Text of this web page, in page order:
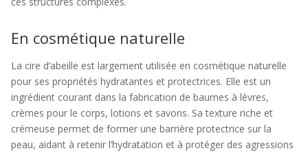
En cosmétique naturelle
La cire d’abeille est largement utilisée en cosmétique naturelle
pour ses propriétés hydratantes et protectrices. Elle est un
ingrédient courant dans la fabrication de baumes à lèvres,
crèmes pour le corps, lotions et savons. Sa texture riche et
crémeuse permet de former une barrière protectrice sur la
peau, aidant à retenir l’hydratation et à protéger des agressions